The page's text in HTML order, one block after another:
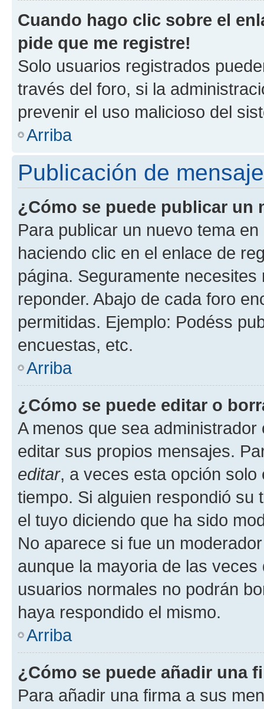
Cuando hago clic sobre el
pide que me registre!
Solo usuarios registrados
través del foro, si la
prevenir el uso malicioso del
Arriba
Publicación de
¿Cómo se puede publicar un
Para publicar un nuevo tema
haciendo clic en el enlace de
página. Seguramente
reponder. Abajo de cada foro
permitidas. Ejemplo: Podéss
encuestas, etc.
Arriba
¿Cómo se puede editar o
A menos que sea
editar sus propios mensajes.
editar, a veces esta opción
tiempo. Si alguien respondió
el tuyo diciendo que ha sido
No aparece si fue un
aunque la mayoria de las
usuarios normales no podrán
haya respondido el mismo.
Arriba
¿Cómo se puede añadir una
Para añadir una firma a sus